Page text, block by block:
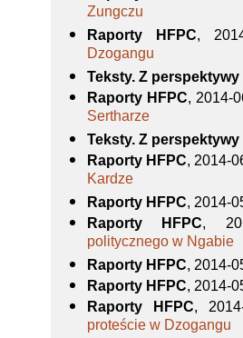
Zungczu
Raporty HFPC,
Dzogangu
Teksty. Z
Raporty HFPC, 2014-
Sertharze
Teksty. Z
Raporty HFPC, 2014-
Kardze
Raporty HFPC, 2014-
Raporty HFPC,
politycznego w Ngabie
Raporty HFPC, 2014-
Raporty HFPC, 2014-
Raporty HFPC,
proteście w Dzogangu